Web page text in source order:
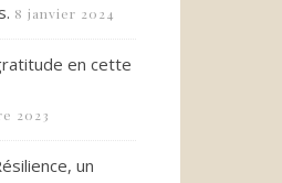
8 janvier 2024
en cette
2023
un